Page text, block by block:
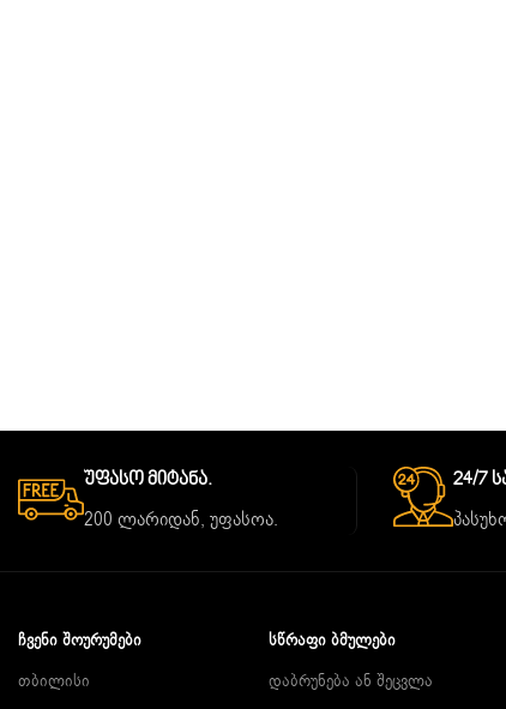
Უფასო Მიტანა.
200 ლარიდან, უფასოა.
24/7
ᲩᲕᲔᲜᲘ ᲨᲝᲣᲠᲣᲛᲔᲑᲘ
თბილისი
ᲡᲬᲠᲐᲤᲘ ᲑᲛᲣᲚᲔᲑᲘ
დაბრუნება ან შეცვლა